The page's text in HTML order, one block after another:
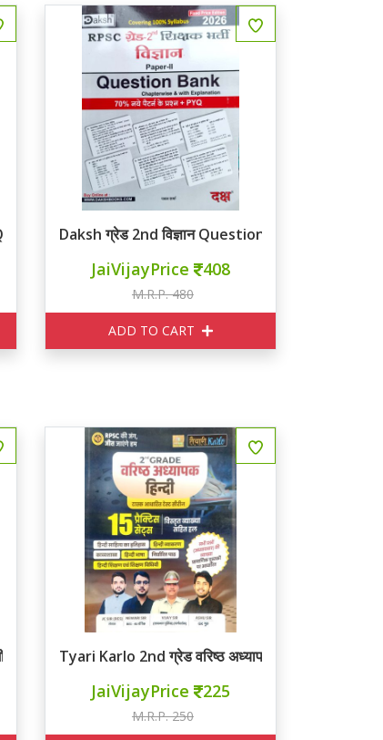
Question BankDaksh ग्रेड 2nd विज्ञान Question Bank
JaiVijayPrice 408
M.R.P. 480
ADD TO CART
पेपर Tyari Karlo 2nd ग्रेड वरिष्ठ अध्यापक हिन्दी 15 प्रैक्टिस
JaiVijayPrice 225
M.R.P. 250